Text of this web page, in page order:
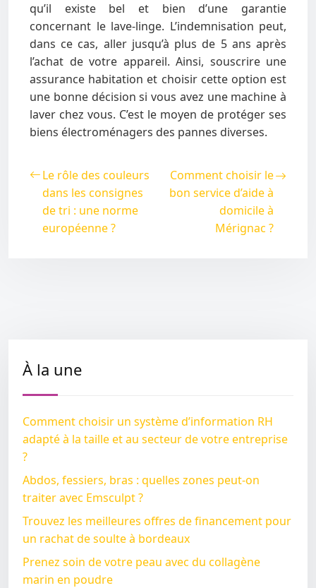
qu’il existe bel et bien d’une garantie
concernant le lave-linge. L’indemnisation peut,
dans ce cas, aller jusqu’à plus de 5 ans après
l’achat de votre appareil. Ainsi, souscrire une
assurance habitation et choisir cette option est
une bonne décision si vous avez une machine à
laver chez vous. C’est le moyen de protéger ses
biens électroménagers des pannes diverses.
Le rôle des couleurs
dans les consignes
de tri : une norme
européenne ?
Comment choisir le
bon service d’aide à
domicile à
Mérignac ?
À la une
Comment choisir un système d’information RH
adapté à la taille et au secteur de votre entreprise
?
Abdos, fessiers, bras : quelles zones peut-on
traiter avec Emsculpt ?
Trouvez les meilleures offres de financement pour
un rachat de soulte à bordeaux
Prenez soin de votre peau avec du collagène
marin en poudre